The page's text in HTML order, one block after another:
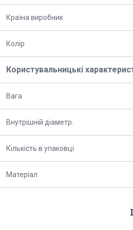
Країна виробник
Колір
Користувальницькі
Вага
Внутрішній діаметр.
Кількість в упаковці
Матеріал